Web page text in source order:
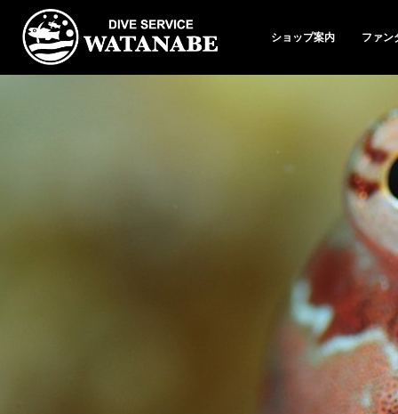
ショップ案内 ファン